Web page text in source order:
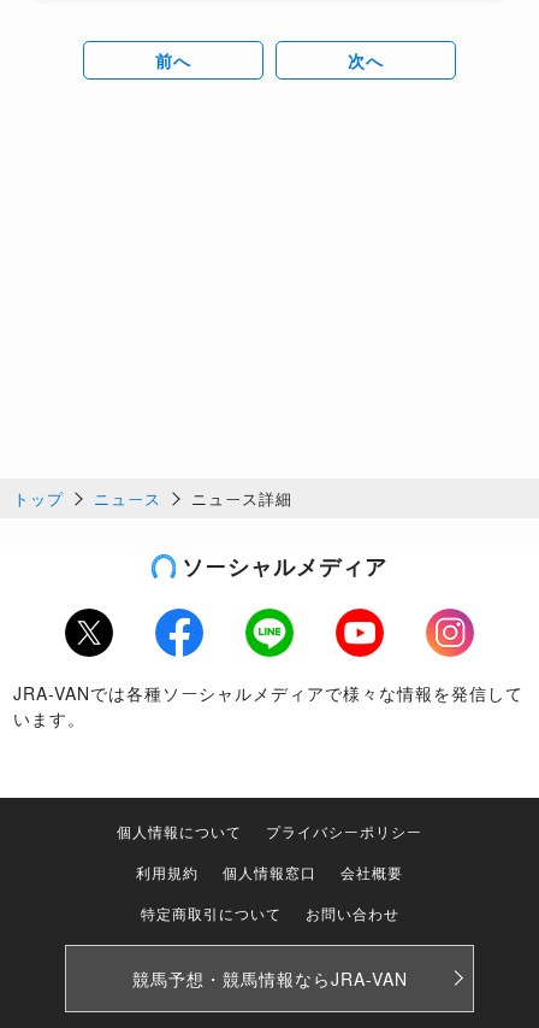
前へ 次へ
トップ ニュース ニュース詳細
ソーシャルメディア
Twitter Facebook LINE Youtube
Instagram
JRA-VANでは各種ソーシャルメディアで様々な情報を発信して
います。
個人情報について
プライバシーポリシー
利用規約
個人情報窓口
会社概要
特定商取引について
お問い合わせ
競馬予想・競馬情報ならJRA-VAN